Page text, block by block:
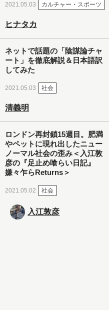
2021.05.03 カルチャー・スポーツ
ヒナタカ
ネットで話題の「陰謀論チャ
ート」を徹底解説＆日本語訳
してみた
2021.05.03 社会
清義明
ロンドン再封鎖15週目。肥満
やペットに現れ出したニュー
ノーマル社会の歪み＜入江敦
彦の『足止め喰らい日記』
嫌々乍らReturns＞
2021.05.02 社会
入江敦彦